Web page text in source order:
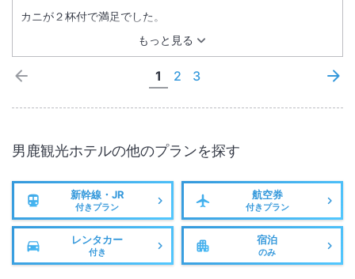
もっと見る
カニが２杯付で満足でした。
1 2 3
男鹿観光ホテルの他のプランを探す
新幹線・JR
付きプラン
航空券
付きプラン
レンタカー
付き
宿泊
のみ